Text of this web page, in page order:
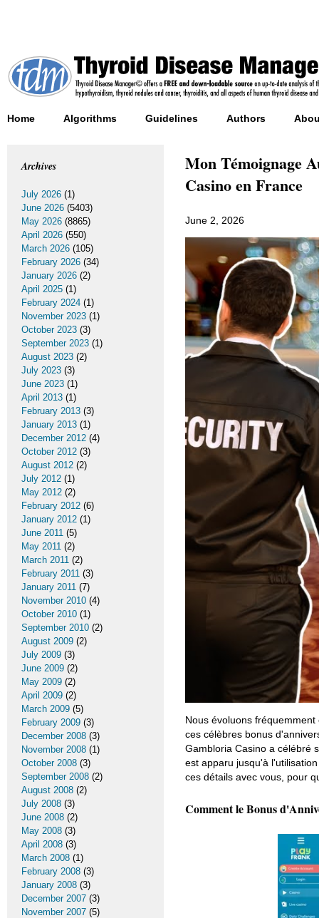
Home Algorithms Guidelines Authors
Mon Témoignage
Casino en France
June 2, 2026
Nous évoluons
ces célèbres bonus
Gambloria Casino a célébré
est apparu jusqu'à
ces détails avec vous, pour
Comment le Bonus
Archives
July 2026 (1)
June 2026 (5403)
May 2026 (8865)
April 2026 (550)
March 2026 (105)
February 2026 (34)
January 2026 (2)
April 2025 (1)
February 2024 (1)
November 2023 (1)
October 2023 (3)
September 2023 (1)
August 2023 (2)
July 2023 (3)
June 2023 (1)
April 2013 (1)
February 2013 (3)
January 2013 (1)
December 2012 (4)
October 2012 (3)
August 2012 (2)
July 2012 (1)
May 2012 (2)
February 2012 (6)
January 2012 (1)
June 2011 (5)
May 2011 (2)
March 2011 (2)
February 2011 (3)
January 2011 (7)
November 2010 (4)
October 2010 (1)
September 2010 (2)
August 2009 (2)
July 2009 (3)
June 2009 (2)
May 2009 (2)
April 2009 (2)
March 2009 (5)
February 2009 (3)
December 2008 (3)
November 2008 (1)
October 2008 (3)
September 2008 (2)
August 2008 (2)
July 2008 (3)
June 2008 (2)
May 2008 (3)
April 2008 (3)
March 2008 (1)
February 2008 (3)
January 2008 (3)
December 2007 (3)
November 2007 (5)